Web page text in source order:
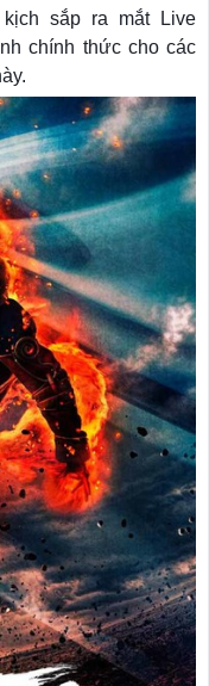
sắp ra mắt Live
chính thức cho các